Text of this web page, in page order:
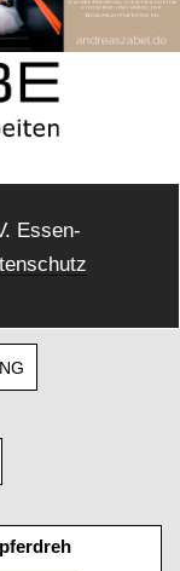
Essen-